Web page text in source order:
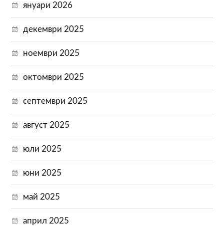
януари 2026
декември 2025
ноември 2025
октомври 2025
септември 2025
август 2025
юли 2025
юни 2025
май 2025
април 2025